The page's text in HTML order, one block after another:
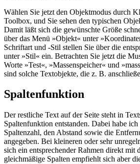
Wählen Sie jetzt den Objektmodus durch
Toolbox, und Sie sehen den typischen
Damit läßt sich die gewünschte Größe
über das Menü »Objekt« unter
Schriftart und -Stil stellen Sie über die
unter »Stil« ein. Betrachten Sie jetzt die
Worte »Test«, »Massenspeicher« und
sind solche Textobjekte, die z. B.
Spaltenfunktion
Der restliche Text auf der Seite steht in
Spaltenfunktion entstanden. Dabei habe
Spaltenzahl, den Abstand sowie die
angegeben. Bei kleineren oder sehr
sich ein entsprechender Rahmen direkt mit
gleichmäßige Spalten empfiehlt sich aber